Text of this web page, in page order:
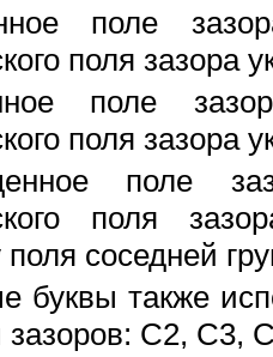
поле
поля зазора
поле
поля зазора
поле
поля
поля соседней
буквы также
зазоров: С2,